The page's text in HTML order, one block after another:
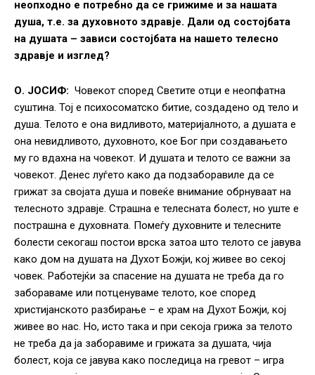
неопходно е потребно да се грижиме и за нашата
душа, т.е. за духовното здравје. Дали од состојбата
на душата – зависи состојбата на нашето телесно
здравје и изглед?
О. ЈОСИФ: Човекот според Светите отци е неопфатна
суштина. Тој е психосоматско битие, создадено од тело и
душа. Телото е она видливото, материјалното, а душата е
она невидливото, духовното, кое Бог при создавањето
му го вдахна на човекот. И душата и телото се важни за
човекот. Денес луѓето како да подзаборавиле да се
грижат за својата душа и повеќе внимание обрнуваат на
телесното здравје. Страшна е телесната болест, но уште е
пострашна е духовната. Помеѓу духовните и телесните
болести секогаш постои врска затоа што телото се јавува
како дом на душата на Духот Божји, кој живее во секој
човек. Работејќи за спасение на душата не треба да го
забораваме или потценуваме телото, кое според
христијанското разбирање – е храм на Духот Божји, кој
живее во нас. Но, исто така и при секоја грижа за телото
не треба да ја заборавиме и грижата за душата, чија
болест, која се јавува како последица на гревот – игра